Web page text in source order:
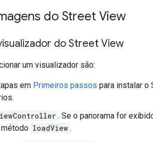
do Street View
do Street View
um visualizador são:
em Primeiros passos para instalar o
. Se o panorama for
loadView .